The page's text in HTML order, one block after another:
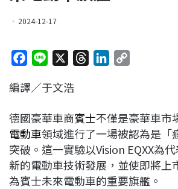
2024-12-17
c
b
o
o
k
n
a
d
s
e
d
I
n
L
i
n
k
編譯／于文浩
德國豪華車商賓士不僅是豪華車市
電動車領域進行了一場被認為是「
突破。這一實驗以Vision EQXX為
新的電動車技術發展，並使即將上
為賓士未來電動車的重要旗艦。